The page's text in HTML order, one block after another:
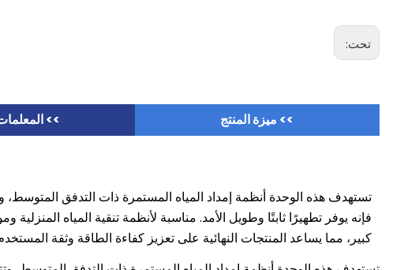
تحت:
>> ميزة المنتج >>
فإنه يوفر تطهيرًا ثابتًا وطويل الأمد. مناسبة لأنظمة تنقية المياه
كبير، مما يساعد المنتجات النهائية على تعزيز كفاءة الطاقة وثقة